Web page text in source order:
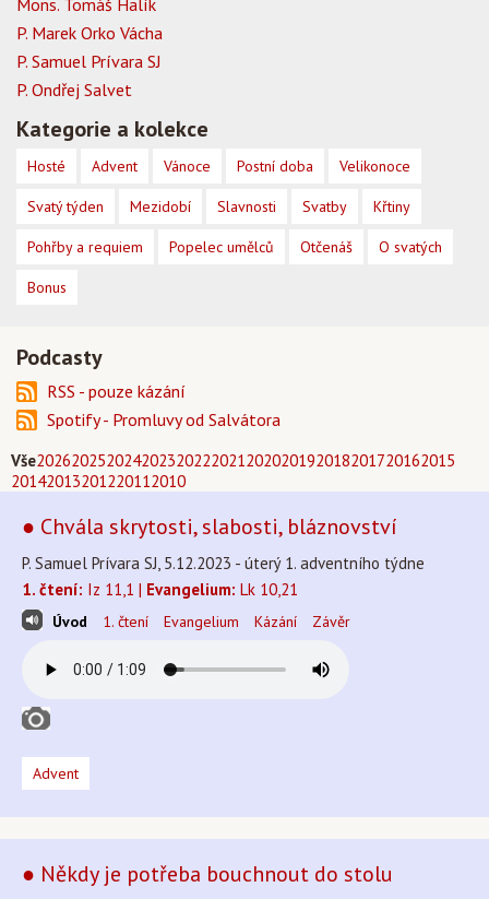
Vše202620252024202320222021202020192018201720162015
20142013201220112010
● Chvála skrytosti, slabosti, bláznovství
P. Samuel Prívara SJ, 5.12.2023 - úterý 1. adventního týdne
1. čtení: Iz 11,1 | Evangelium: Lk 10,21
Úvod 1. čtení Evangelium Kázání Závěr
Advent
● Někdy je potřeba bouchnout do stolu
Mons. Tomáš Halík
P. Marek Orko Vácha
P. Samuel Prívara SJ
P. Ondřej Salvet
Kategorie a kolekce
Hosté Advent Vánoce Postní doba Velikonoce
Svatý týden Mezidobí Slavnosti Svatby Křtiny
Pohřby a requiem Popelec umělců Otčenáš O svatých
Bonus
Podcasty
RSS - pouze kázání
Spotify - Promluvy od Salvátora